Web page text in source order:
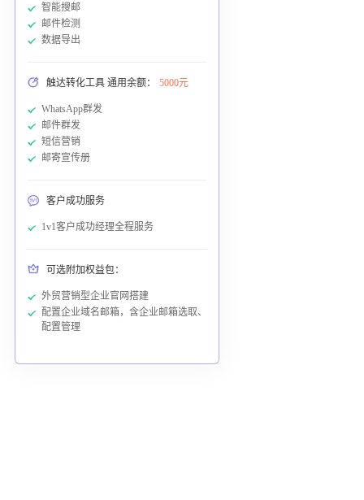
智能搜邮
邮件检测
数据导出
触达转化工具 通用余额： 5000元
WhatsApp群发
邮件群发
短信营销
邮寄宣传册
客户成功服务
1v1客户成功经理全程服务
可选附加权益包：
外贸营销型企业官网搭建
配置企业域名邮箱，含企业邮箱选取、
配置管理